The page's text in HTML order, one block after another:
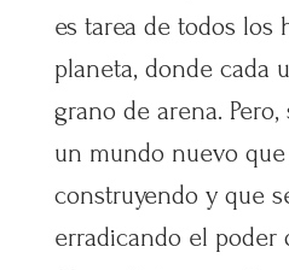
es tarea de todos los
planeta, donde cada
grano de arena.
un mundo nuevo que
construyendo y que
erradicando el poder